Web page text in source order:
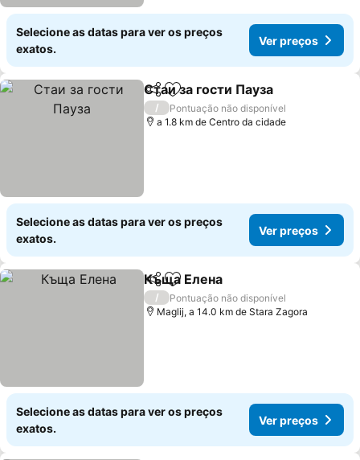
Selecione as datas para ver os preços
exatos.
Ver preços
PartilharAdicionar aos favoritos
Стаи за гости Пауза
/
Pontuação não disponível
a 1.8 km de Centro da cidade
Selecione as datas para ver os preços
exatos.
Ver preços
PartilharAdicionar aos favoritos
Къща Елена
/
Pontuação não disponível
Maglij, a 14.0 km de Stara Zagora
Selecione as datas para ver os preços
exatos.
Ver preços